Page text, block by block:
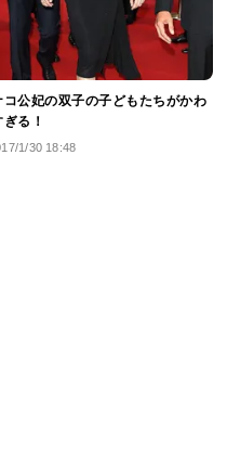
コ公妃の双子の子どもたちがかわ
ぎる！
1/30 18:48